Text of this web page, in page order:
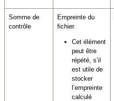
Somme de
contrôle
Empreinte du
fichier.
Cet élément
peut être
répété, s’il
est utile de
stocker
l’empreinte
calculé